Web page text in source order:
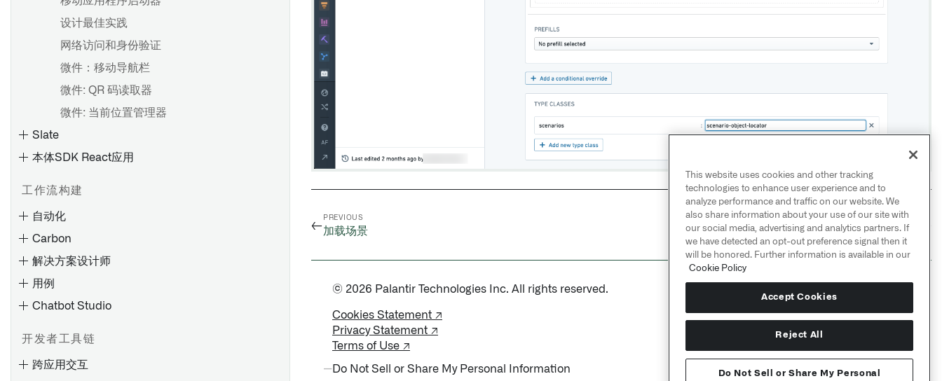
设计最佳实践
网络访问和身份验证
微件：移动导航栏
微件: QR 码读取器
微件: 当前位置管理器
Slate
创建和发布应用程序
合并应用更改
导入、导出和复制应用程序
本体SDK React应用
工作流构建
自动化
时间条件
Carbon
创建工作区
解决方案设计师
用例
Chatbot Studio
开发者工具链
跨应用交互
←
PREVIOUS
加载场景
NEXT
微件：方案管理器
© 2026 Palantir Technologies Inc. All rights reserved.
Cookies Statement ↗
Privacy Statement ↗
Terms of Use ↗
Do Not Sell or Share My Personal Information
This website uses cookies and other tracking
technologies to enhance user experience and to
analyze performance and traffic on our website. We
also share information about your use of our site with
our social media, advertising and analytics partners. If
we have detected an opt-out preference signal then it
will be honored. Further information is available in our
Cookie Policy
Accept Cookies
Reject All
Do Not Sell or Share My Personal